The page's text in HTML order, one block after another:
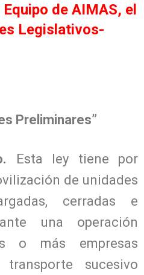
de AIMAS, el
Legislativos-
Preliminares”
Esta ley tiene por
de unidades
cerradas e
una operación
o más empresas
sucesivo